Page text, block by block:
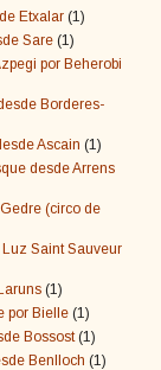
Etxalar (1)
Sare (1)
por Beherobi
Borderes-
Ascain (1)
desde Arrens
(circo de
Saint Sauveur
(1)
por Bielle (1)
Bossost (1)
Benlloch (1)